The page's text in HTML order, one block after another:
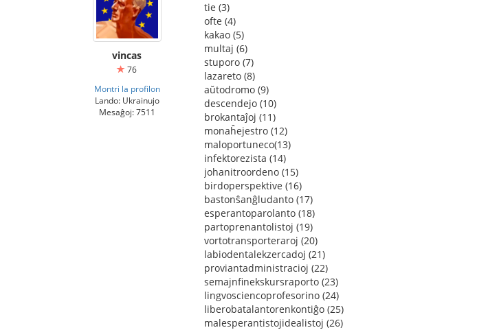
vincas
76
Montri la profilon
Lando: Ukrainujo
Mesaĝoj: 7511
tie (3)
ofte (4)
kakao (5)
multaj (6)
stuporo (7)
lazareto (8)
aŭtodromo (9)
descendejo (10)
brokantaĵoj (11)
monaĥejestro (12)
maloportuneco(13)
infektorezista (14)
johanitroordeno (15)
birdoperspektive (16)
bastonŝanĝludanto (17)
esperantoparolanto (18)
partoprenantolistoj (19)
vortotransporteraroj (20)
labiodentalekzercadoj (21)
proviantadministracioj (22)
semajnfinekskursraporto (23)
lingvosciencoprofesorino (24)
liberobatalantorenkontiĝo (25)
malesperantistojidealistoj (26)